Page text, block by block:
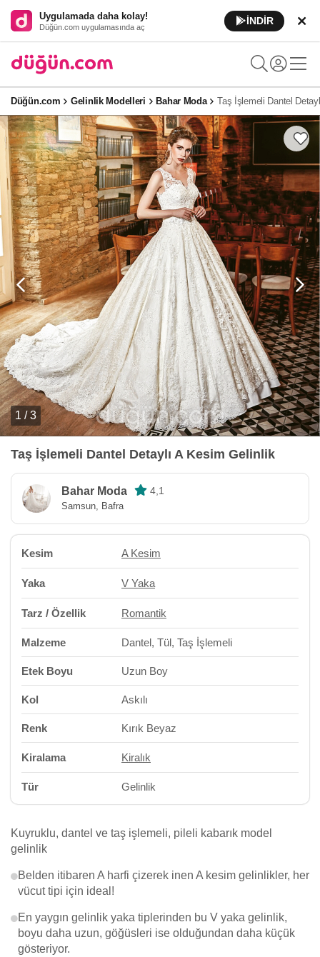
Uygulamada daha kolay!
Düğün.com uygulamasında aç
İNDİR
Düğün.com Gelinlik Modelleri Bahar Moda Taş İşlemeli Dantel
1 / 3
Taş İşlemeli Dantel Detaylı A Kesim Gelinlik
Bahar Moda 4,1
Samsun, Bafra
Kesim A Kesim
Yaka V Yaka
Tarz / Özellik Romantik
Malzeme Dantel, Tül, Taş İşlemeli
Etek Boyu Uzun Boy
Kol Askılı
Renk Kırık Beyaz
Kiralama Kiralık
Tür Gelinlik
Kuyruklu, dantel ve taş işlemeli, pileli kabarık model
gelinlik
Belden itibaren A harfi çizerek inen A kesim gelinlikler, her
vücut tipi için ideal!
En yaygın gelinlik yaka tiplerinden bu V yaka gelinlik,
boyu daha uzun, göğüsleri ise olduğundan daha küçük
gösteriyor.